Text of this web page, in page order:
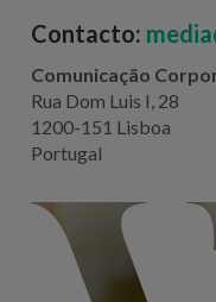
Contacto:
Comunicação
Rua Dom Luis I, 28
1200-151 Lisboa
Portugal